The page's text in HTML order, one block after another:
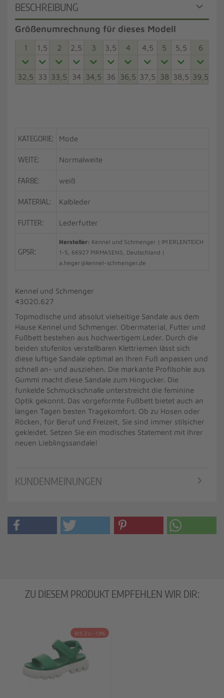
BESCHREIBUNG
Größenumrechnung für dieses Modell
1 1,5 2 2,5 3 3,5 4 4,5 5 5,5 6
32,5 33 33,5 34 34,5 36 36,5 37,5 38 38,5 39,5
KATEGORIE: Mode
WEITE: Normalweite
FARBE: weiß
MATERIAL: Kalbleder
FUTTER: Lederfutter
GPSR:
Hersteller: Kennel und Schmenger | IM ERLENTEICH
1-5, 66927 PIRMASENS, Deutschland |
a.heger@kennel-schmenger.de
Kennel und Schmenger
43020.627
Topmodische und absolut vielseitige Sandale aus dem
Hause Kennel und Schmenger. Obermaterial, Futter und
Fußbett bestehen aus hochwertigem Leder. Durch die
beiden stufenlos verstellbaren Klettriemen lässt sich
diese luftige Sandale optimal an Ihren Fuß anpassen und
schnell an- und ausziehen. Die markante Profilsohle aus
Gummi macht diese Sandale zum Hingucker. Die
funkelde Schmuckschnalle unterstreicht die feminine
Optik gekonnt. Das vorgeformte Fußbett bietet auch an
langen Tagen besten Tragekomfort. Ob zu Hosen oder
Röcken, für Beruf und Freizeit, Sie sind immer stilsicher
gekleidet. Setzen Sie ein modisches Statement mit Ihrer
neuen Lieblingssandale!
KUNDENMEINUNGEN
ZU DIESEM PRODUKT EMPFEHLEN WIR DIR:
BIS ZU -13%